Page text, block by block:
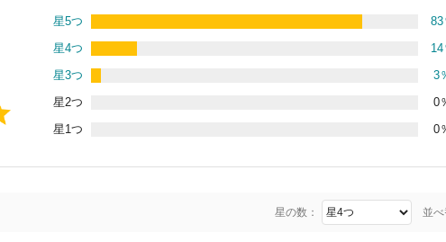
星5つ 83
星4つ
14
星3つ
3
星2つ
0
星1つ
0
星の数： 並べ